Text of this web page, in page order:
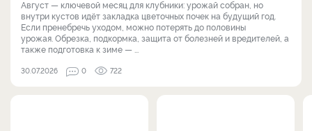
Август — ключевой месяц для клубники: урожай собран, но
внутри кустов идёт закладка цветочных почек на будущий год.
Если пренебречь уходом, можно потерять до половины
урожая. Обрезка, подкормка, защита от болезней и вредителей, а
также подготовка к зиме — ...
30.07.2026 0 722